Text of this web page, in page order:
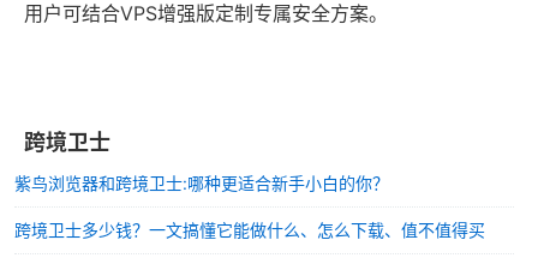
用户可结合VPS增强版定制专属安全方案。
跨境卫士
紫鸟浏览器和跨境卫士:哪种更适合新手小白的你？
跨境卫士多少钱？一文搞懂它能做什么、怎么下载、值不值得买